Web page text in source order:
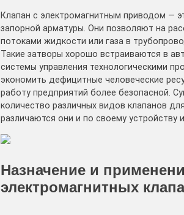
Клапан с электромагнитным приводом —
запорной арматуры. Они позволяют на
потоками жидкости или газа в
Такие затворы хорошо встраиваются в
системы управления технологическими
экономить дефицитные человеческие
работу предприятий более безопасной.
количество различных видов клапанов
различаются они и по своему устройству
Назначение и
электромагнитных